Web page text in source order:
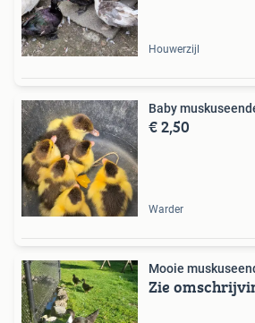
Houwerzijl
Baby
€ 2,50
Warder
Mooie
Zie